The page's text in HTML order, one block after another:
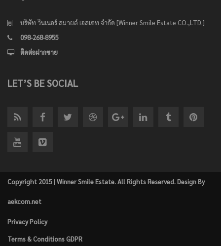
บริษัท วินเนอร์ สมายล์ เอสเตท จำกัด [Winner Smile Estate CO.,LTD.]
098-268-8955
ติดต่อฝากขาย
LET’S BE SOCIAL
Copyright 2015 | Winner Smile Estate. All Rights Reserved. Design By
aekcom.net
Privacy Policy
Terms & Conditions GDPR